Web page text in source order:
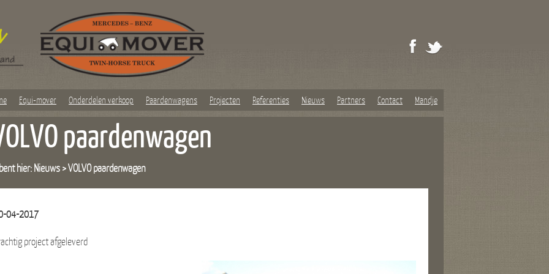
Equi-mover Onderdelen verkoop Paardenwagens Projecten Referenties Nieuws Partners Contact Mandje
paardenwagen
hier:Nieuws>VOLVO paardenwagen
04-2017
project afgeleverd